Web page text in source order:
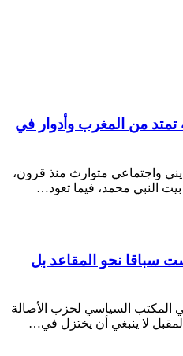
تمتد من المغرب وأدوار في
واجتماعي متوارث منذ قرون،
النبي محمد، فيما تعود…
سباقا نحو المقاعد بل
المكتب السياسي لحزب الأصالة
لا ينبغي أن يختزل في…